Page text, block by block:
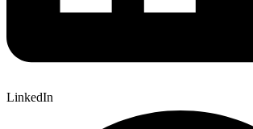
LinkedIn